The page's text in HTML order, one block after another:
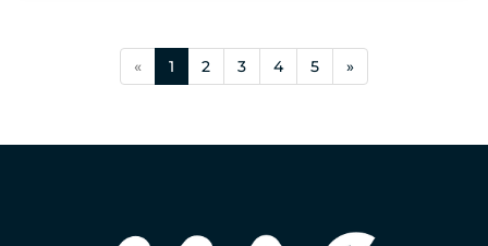
« 1 (current)
2 3 4 5 »